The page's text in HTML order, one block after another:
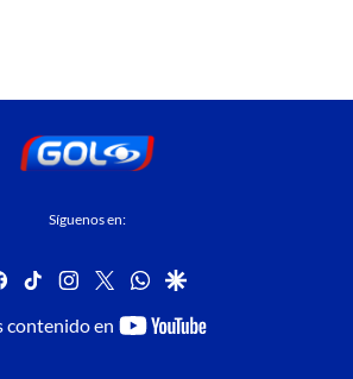
Síguenos en:
facebook
tiktok instagram
twitterwhatsapp
google
contenido en
youtube-